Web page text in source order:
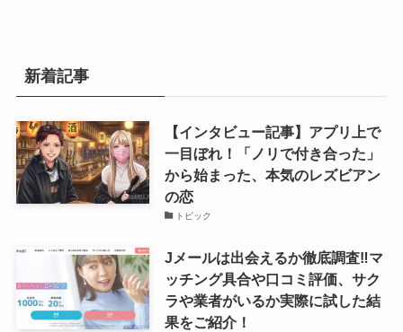
新着記事
【インタビュー記事】アプリ上で
一目ぼれ！「ノリで付き合った」
から始まった、本気のレズビアン
の恋
トピック
Jメールは出会えるか徹底調査‼マ
ッチング具合や口コミ評価、サク
ラや業者がいるか実際に試した結
果をご紹介！